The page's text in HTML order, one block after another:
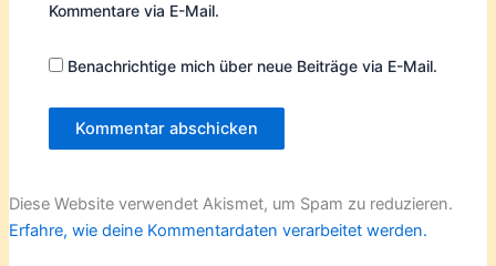
Kommentare via E-Mail.
Benachrichtige mich über neue Beiträge via E-Mail.
Diese Website verwendet Akismet, um Spam zu reduzieren.
Erfahre, wie deine Kommentardaten verarbeitet werden.